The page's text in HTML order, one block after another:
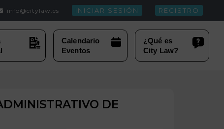
INICIAR SESIÓN REGISTRO
info@citylaw.es
DE